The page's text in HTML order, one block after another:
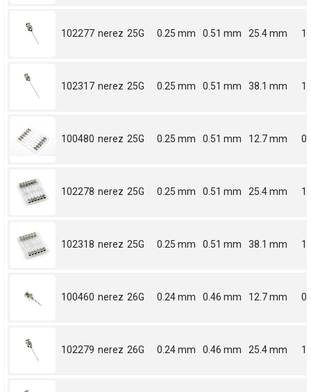
102277 nerez 25G 0.25 mm 0.51 mm 25.4 mm 1
102317 nerez 25G 0.25 mm 0.51 mm 38.1 mm
100480 nerez 25G 0.25 mm 0.51 mm 12.7 mm
102278 nerez 25G 0.25 mm 0.51 mm 25.4 mm 1
102318 nerez 25G 0.25 mm 0.51 mm 38.1 mm
100460 nerez 26G 0.24 mm 0.46 mm 12.7 mm
102279 nerez 26G 0.24 mm 0.46 mm 25.4 mm 1